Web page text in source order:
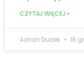
CZYTAJ WIĘCEJ »
Adrian Dudek 18